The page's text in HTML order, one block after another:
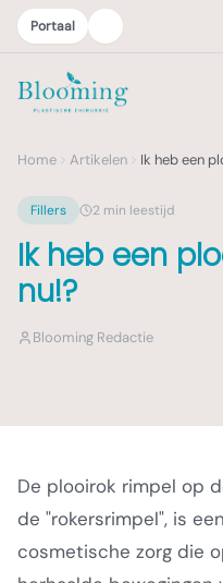
Portaal
Home Artikelen Ik heb een
Fillers 2 min leestijd
Ik heb een
nu!?
Blooming Redactie
De plooirok rimpel op
de "rokersrimpel", is
cosmetische zorg die